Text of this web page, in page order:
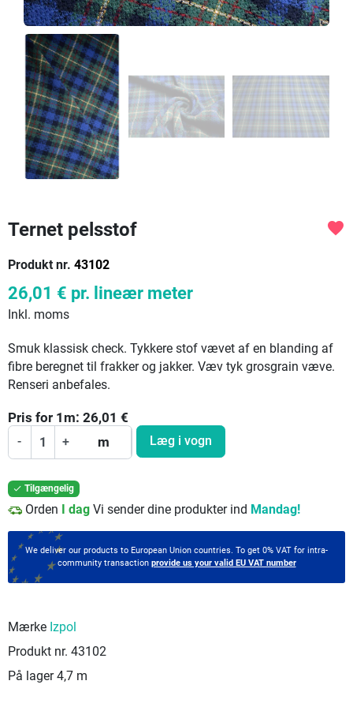
Ternet pelsstof
Produkt nr. 43102
favorite
26,01 € pr. lineær meter
Inkl. moms
Smuk klassisk check. Tykkere stof vævet af en blanding af
fibre beregnet til frakker og jakker. Væv tyk grosgrain væve.
Renseri anbefales.
Pris for 1 m: 26,01 €
- + m Læg i vogn
 Tilgængelig
Orden I dag Vi sender dine produkter ind Mandag!
We deliver our products to European Union countries. To get 0% VAT for intra-
community transaction provide us your valid EU VAT number
Mærke Izpol
Produkt nr. 43102
På lager 4,7 m